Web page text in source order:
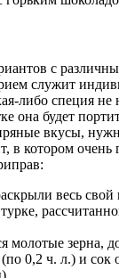
с
служит
либо специя не
она будет
вкусы,
в котором
весь свой
молотые зерна,
0,2 ч. л.) и